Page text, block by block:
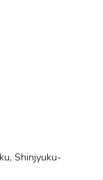
Shinjyuku-